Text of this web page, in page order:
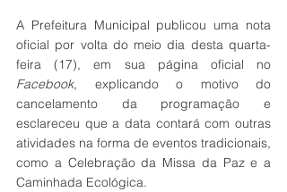
A Prefeitura Municipal publicou uma nota
oficial por volta do meio dia desta quarta-
Facebook, explicando o motivo do
cancelamento da programação e
esclareceu que a data contará com outras
atividades na forma de eventos tradicionais,
como a Celebração da Missa da Paz e a
Caminhada Ecológica.